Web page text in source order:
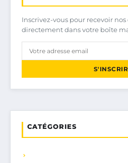
Inscrivez-vous pour recevoir
directement dans votre boîte
CATÉGORIES